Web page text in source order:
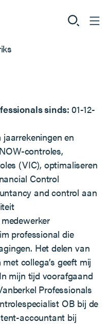
sinds: 01-12-
en
controles,
(VIC), optimaliseren
Control
and control aan
professional die
Het delen van
collega’s geeft mij
mijn tijd voorafgaand
Professionals
OB bij de
accountant bij